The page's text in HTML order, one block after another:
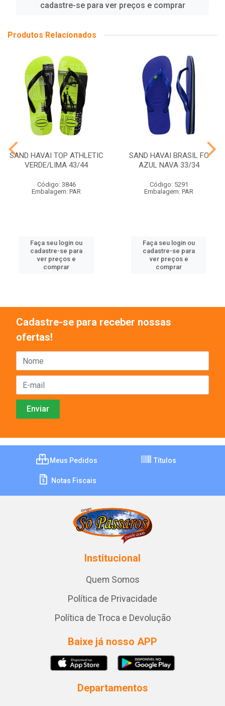
cadastre-se para ver preços e comprar
Produtos Relacionados
SAND HAVAI TOP ATHLETIC
VERDE/LIMA 43/44
Código: 3846
Embalagem: PAR
Faça seu login ou
cadastre-se para
ver preços e
comprar
SAND HAVAI BRASIL FC
AZUL NAVA 33/34
Código: 5291
Embalagem: PAR
Faça seu login ou
cadastre-se para
ver preços e
comprar
Cadastre-se para receber nossas
ofertas!
Meus Pedidos Títulos
Notas Fiscais
Institucional
Quem Somos
Política de Privacidade
Política de Troca e Devolução
Baixe já nosso APP
Departamentos